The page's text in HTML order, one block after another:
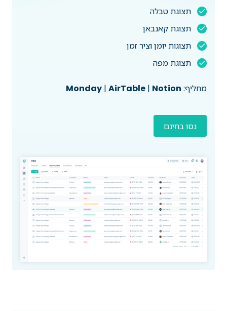
תצוגת טבלה
תצוגת קאנבאן
תצוגות יומן וציר זמן
תצוגת מפה
מחליף: Monday | AirTable | Notion
נסו בחינם